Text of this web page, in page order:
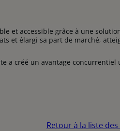
et accessible grâce à une
et élargi sa part de marché,
a créé un avantage
Retour à la liste